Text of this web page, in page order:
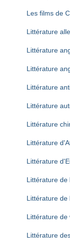
Les films de
Littérature
Littérature
Littérature
Littérature
Littérature
Littérature
Littérature
Littérature
Littérature de
Littérature de
Littérature de
Littérature